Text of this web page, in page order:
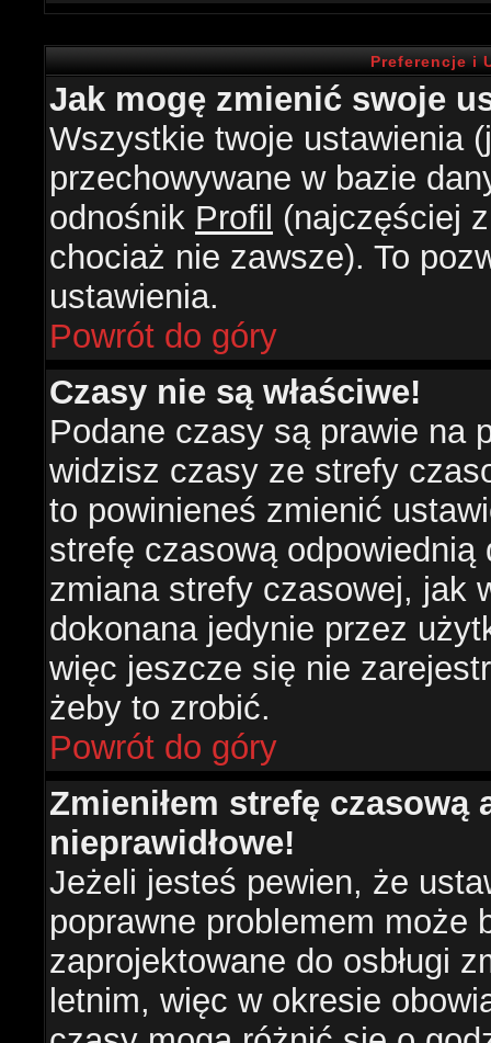
Preferencje i
Jak mogę zmienić swoje
Wszystkie twoje ustawienia
przechowywane w bazie
odnośnik Profil (najczęściej
chociaż nie zawsze). To
ustawienia.
Powrót do góry
Czasy nie są właściwe!
Podane czasy są prawie na
widzisz czasy ze strefy
to powinieneś zmienić
strefę czasową
zmiana strefy czasowej, jak
dokonana jedynie przez
więc jeszcze się nie
żeby to zrobić.
Powrót do góry
Zmieniłem strefę czasową
nieprawidłowe!
Jeżeli jesteś pewien, że
poprawne problemem może
zaprojektowane do osbługi
letnim, więc w okresie